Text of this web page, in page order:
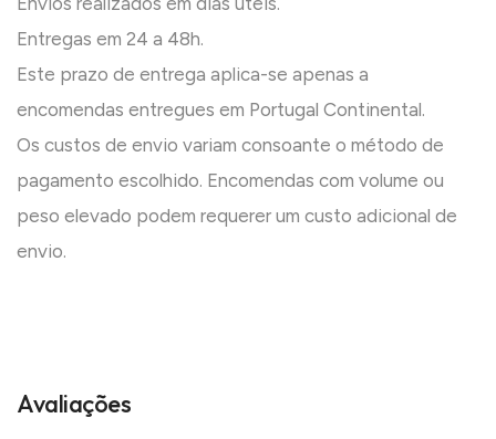
Entregas em 24 a 48h.
Este prazo de entrega aplica-se apenas a
encomendas entregues em Portugal Continental.
Os custos de envio variam consoante o método de
pagamento escolhido. Encomendas com volume ou
peso elevado podem requerer um custo adicional de
envio.
Avaliações